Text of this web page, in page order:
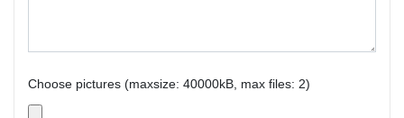
Choose pictures (maxsize: 40000kB, max files: 2)